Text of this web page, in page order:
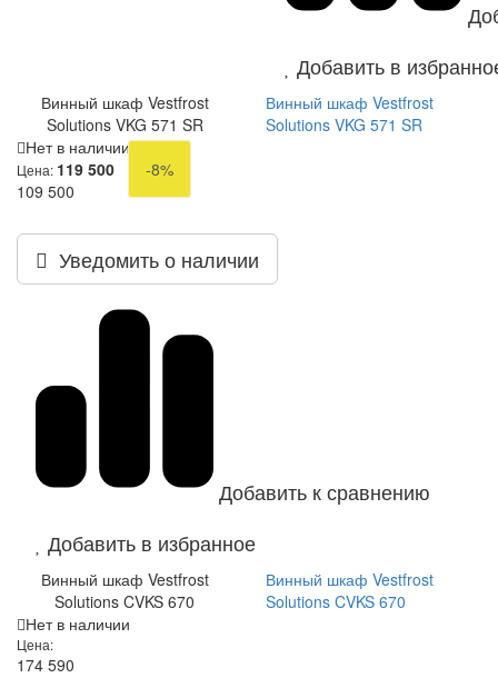
Добавить в
Винный шкаф Vestfrost
Solutions VKG 571 SR
Винный шкаф Vestfrost
Solutions VKG 571 SR
Нет в наличии
Цена: 119 500
-8%
109 500
Уведомить о наличии
Добавить к сравнению
Добавить в избранное
Винный шкаф Vestfrost
Solutions CVKS 670
Винный шкаф Vestfrost
Solutions CVKS 670
Нет в наличии
Цена:
174 590